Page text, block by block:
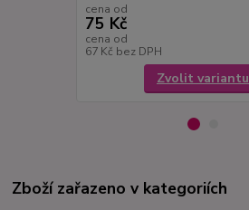
cena od
75 Kč
cena od
67 Kč bez DPH
Zvolit variantu
Zboží zařazeno v kategoriích